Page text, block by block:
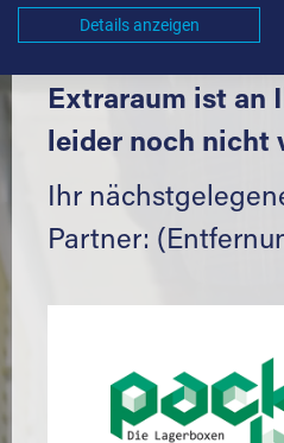
Extraraum ist an
leider noch nicht
Ihr
Partner:
Details anzeigen